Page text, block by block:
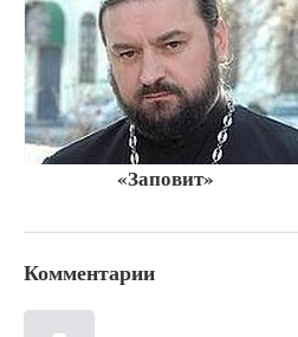
«Заповит»
Комментарии